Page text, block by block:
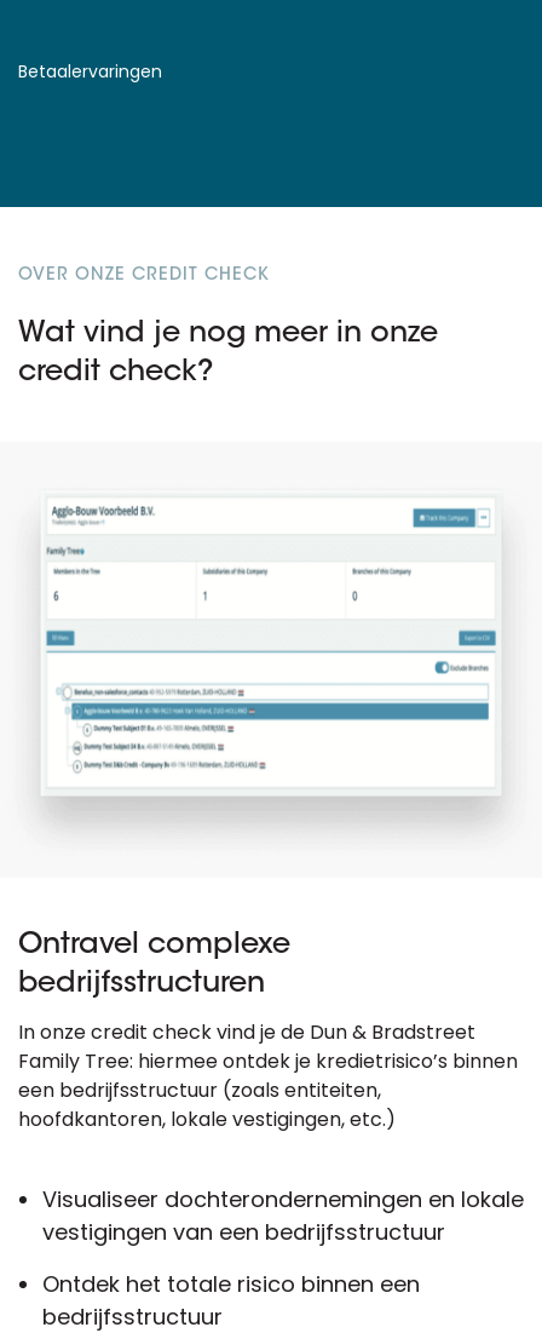
Betaalervaringen
OVER ONZE CREDIT CHECK
Wat vind je nog meer in onze
credit check?
Ontravel complexe
bedrijfsstructuren
In onze credit check vind je de Dun & Bradstreet
Family Tree: hiermee ontdek je kredietrisico’s binnen
een bedrijfsstructuur (zoals entiteiten,
hoofdkantoren, lokale vestigingen, etc.)
Visualiseer dochterondernemingen en lokale
vestigingen van een bedrijfsstructuur
Ontdek het totale risico binnen een
bedrijfsstructuur